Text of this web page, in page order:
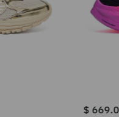
$ 669.